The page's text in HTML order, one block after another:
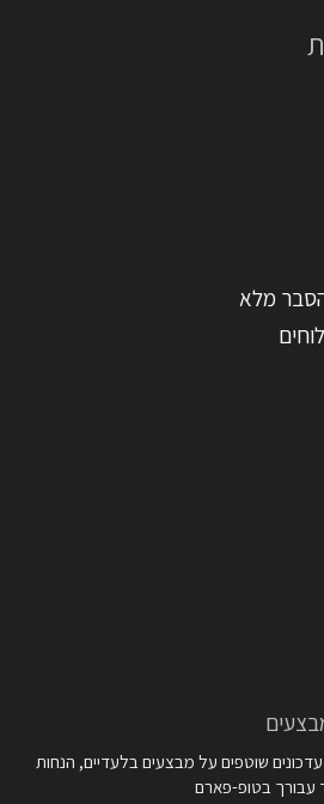
מלא
שוטפים על מבצעים בלעדיים, הנחות
עבורך בטופ-פארם